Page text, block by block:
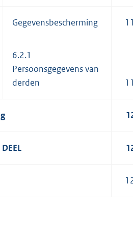
Gegevensbescherming
6.2.1
Persoonsgegevens van
derden